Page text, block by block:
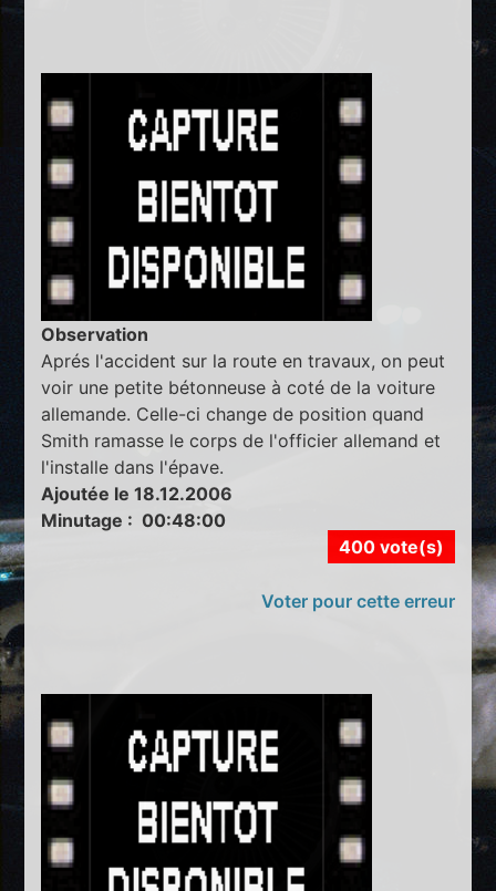
Observation
Aprés l'accident sur la route en travaux, on peut
voir une petite bétonneuse à coté de la voiture
allemande. Celle-ci change de position quand
Smith ramasse le corps de l'officier allemand et
l'installe dans l'épave.
Ajoutée le 18.12.2006
Minutage : 00:48:00
400 vote(s)
Voter pour cette erreur